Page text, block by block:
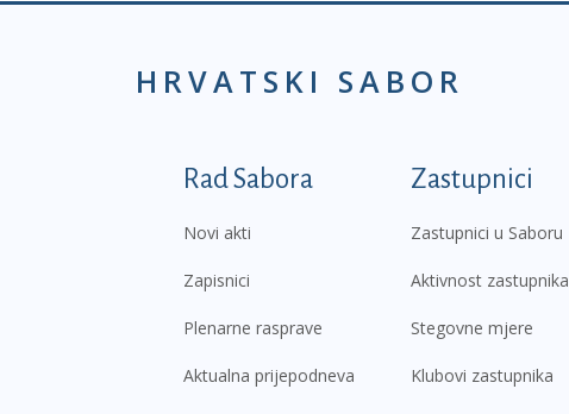
HRVATSKI SABOR
Podnožje prvi izbornik
Rad Sabora
Novi akti
Zapisnici
Plenarne rasprave
Aktualna prijepodneva
Zastupnici
Zastupnici u Saboru
Aktivnost zastupnika
Stegovne mjere
Klubovi zastupnika